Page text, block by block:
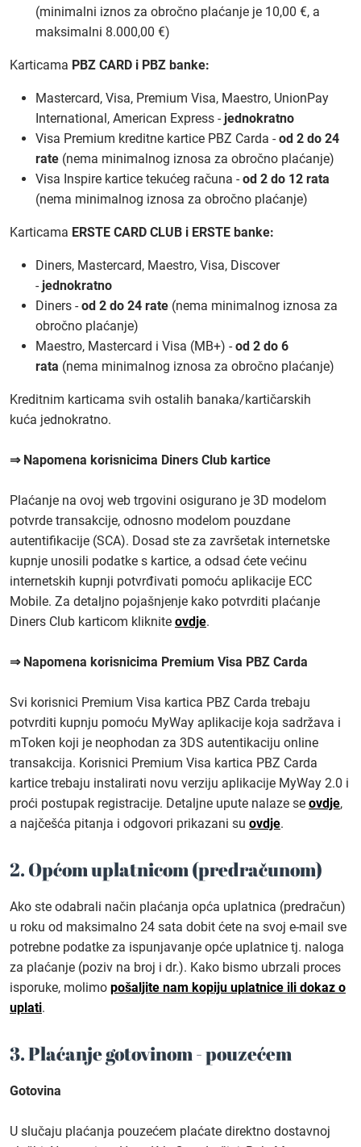
(minimalni iznos za obročno plaćanje je 10,00 €, a
maksimalni 8.000,00 €)
Karticama PBZ CARD i PBZ banke:
Mastercard, Visa, Premium Visa, Maestro, UnionPay
International, American Express - jednokratno
Visa Premium kreditne kartice PBZ Carda -od 2 do 24
rate (nema minimalnog iznosa za obročno plaćanje)
Visa Inspire kartice tekućeg računa -od 2 do 12 rata
(nema minimalnog iznosa za obročno plaćanje)
Karticama ERSTE CARD CLUB i ERSTE banke:
Diners, Mastercard, Maestro, Visa, Discover
- jednokratno
Diners -od 2 do 24 rate (nema minimalnog iznosa za
obročno plaćanje)
Maestro, Mastercard i Visa (MB+) -od 2 do 6
rata (nema minimalnog iznosa za obročno plaćanje)
Kreditnim karticama svih ostalih banaka/kartičarskih
kuća jednokratno.
⇒ Napomena korisnicima Diners Club kartice
Plaćanje na ovoj web trgovini osigurano je 3D modelom
potvrde transakcije, odnosno modelom pouzdane
autentifikacije (SCA). Dosad ste za završetak internetske
kupnje unosili podatke s kartice, a odsad ćete većinu
internetskih kupnji potvrđivati pomoću aplikacije ECC
Mobile. Za detaljno pojašnjenje kako potvrditi plaćanje
Diners Club karticom kliknite ovdje.
⇒ Napomena korisnicima Premium Visa PBZ Carda
Svi korisnici Premium Visa kartica PBZ Carda trebaju
potvrditi kupnju pomoću MyWay aplikacije koja sadržava i
mToken koji je neophodan za 3DS autentikaciju online
transakcija. Korisnici Premium Visa kartica PBZ Carda
kartice trebaju instalirati novu verziju aplikacije MyWay 2.0 i
proći postupak registracije. Detaljne upute nalaze se ovdje,
a najčešća pitanja i odgovori prikazani su ovdje.
2. Općom uplatnicom (predračunom)
Ako ste odabrali način plaćanja opća uplatnica (predračun)
u roku od maksimalno 24 sata dobit ćete na svoj e-mail sve
potrebne podatke za ispunjavanje opće uplatnice tj. naloga
za plaćanje (poziv na broj i dr.). Kako bismo ubrzali proces
isporuke, molimo pošaljite nam kopiju uplatnice ili dokaz o
uplati.
3. Plaćanje gotovinom - pouzećem
Gotovina
U slučaju plaćanja pouzećem plaćate direktno dostavnoj